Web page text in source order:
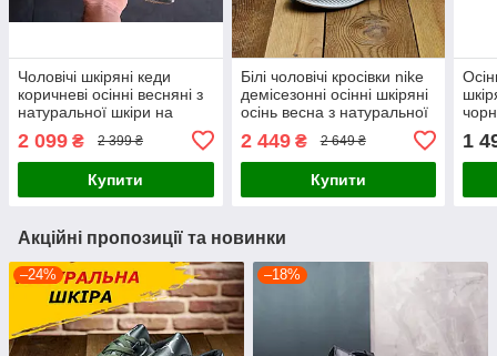
Чоловічі шкіряні кеди
коричневі осінні весняні з
натуральної шкіри на
2 099 ₴ 2 399 ₴
Купити
Білі чоловічі кросівки nike
демісезонні осінні шкіряні
осінь весна з натуральної
2 449₴ 2 649 ₴
Купити
1
Акційні пропозиції та новинки
–24% –18%